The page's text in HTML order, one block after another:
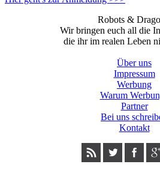
Robots &
Wir bringen euch all die
die ihr im realen Leben
Über uns
Impressum
Werbung
Warum
Partner
Bei uns
Kontakt